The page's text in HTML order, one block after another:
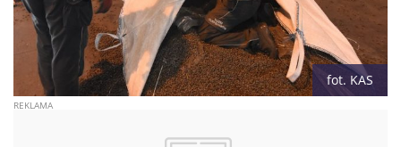
fot. KAS